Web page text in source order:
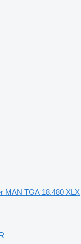
MAN TGA 18.480 XLX